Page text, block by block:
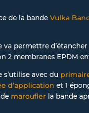
de la bandeVulka
va permettre
2 membranes EPDM
s’utilise avec du
d’application et 1
maroufler la bande